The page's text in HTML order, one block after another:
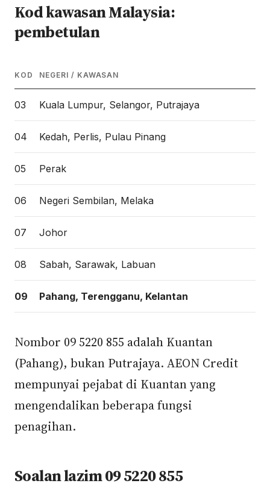
Kod kawasan Malaysia:
pembetulan
KOD NEGERI / KAWASAN
03 Kuala Lumpur, Selangor, Putrajaya
04 Kedah, Perlis, Pulau Pinang
05 Perak
06 Negeri Sembilan, Melaka
07 Johor
08 Sabah, Sarawak, Labuan
09 Pahang, Terengganu, Kelantan
Nombor 09 5220 855 adalah Kuantan
(Pahang), bukan Putrajaya. AEON Credit
mempunyai pejabat di Kuantan yang
mengendalikan beberapa fungsi
penagihan.
Soalan lazim 09 5220 855